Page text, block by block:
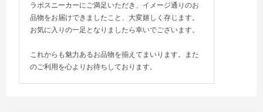
ラボスニーカーにご満足いただき、イメージ通りのお
品物をお届けできましたこと、大変嬉しく存じます。
お気に入りの一足となりましたら幸いでございます。
これからも魅力あるお品物を揃えてまいります。また
のご利用を心よりお待ちしております。